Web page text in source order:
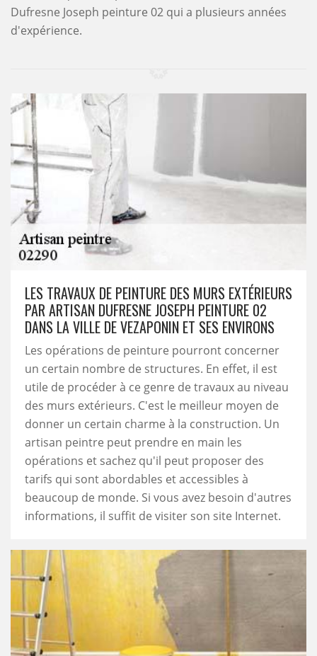
Dufresne Joseph peinture 02 qui a plusieurs années
d'expérience.
LES TRAVAUX DE PEINTURE DES MURS EXTÉRIEURS
PAR ARTISAN DUFRESNE JOSEPH PEINTURE 02
DANS LA VILLE DE VEZAPONIN ET SES ENVIRONS
Les opérations de peinture pourront concerner
un certain nombre de structures. En effet, il est
utile de procéder à ce genre de travaux au niveau
des murs extérieurs. C'est le meilleur moyen de
donner un certain charme à la construction. Un
artisan peintre peut prendre en main les
opérations et sachez qu'il peut proposer des
tarifs qui sont abordables et accessibles à
beaucoup de monde. Si vous avez besoin d'autres
informations, il suffit de visiter son site Internet.